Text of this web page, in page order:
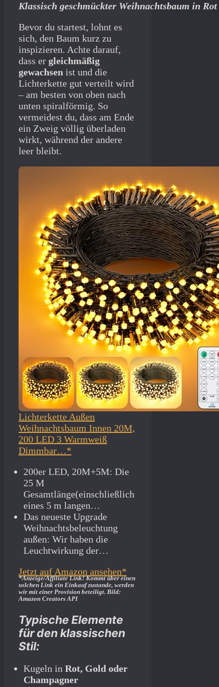
Klassisch geschmückter Weihnachtsbaum in
Bevor du startest, lohnt es
sich, den Baum kurz zu
inspizieren. Achte darauf,
dass er gleichmäßig
gewachsen ist und die
Lichterkette gut verteilt wird
– am besten von oben nach
unten spiralförmig. So
vermeidest du, dass am Ende
ein Zweig völlig überladen
wirkt, während der andere
leer bleibt.
Lichterkette Außen
Weihnachtsbaum Innen 20M,
200 LED 3 Warmweiß
Dimmbar…*
200er LED, 20M+5M: Die
25 M
Gesamtlänge(einschließlich
eines 5 m langen…
Das neueste Upgrade
Weihnachtsbeleuchtung
außen: Wir haben die
Leuchtwirkung der…
Jetzt auf Amazon ansehen*
*Anzeige/Affiliate Link! Kommt über einen
solchen Link ein Einkauf zustande, werden
wir mit­ einer Provision beteiligt. Bild:
Amazon Creators API
Typische Elemente
für den klassischen
Stil:
Kugeln in Rot, Gold oder
Champagner